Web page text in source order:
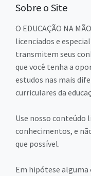
Sobre o Site
O EDUCAÇÃO NA
licenciados e
transmitem seus
que você tenha a
estudos nas mais
curriculares da
Use nosso conteúdo
conhecimentos, e
que possível.
Em hipótese alguma